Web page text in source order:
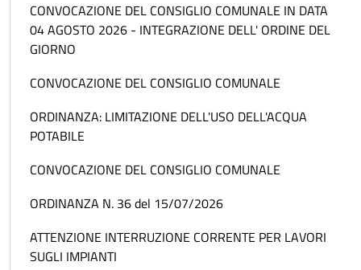
CONVOCAZIONE DEL CONSIGLIO COMUNALE IN DATA
04 AGOSTO 2026 - INTEGRAZIONE DELL' ORDINE DEL
GIORNO
CONVOCAZIONE DEL CONSIGLIO COMUNALE
ORDINANZA: LIMITAZIONE DELL'USO DELL'ACQUA
POTABILE
CONVOCAZIONE DEL CONSIGLIO COMUNALE
ORDINANZA N. 36 del 15/07/2026
ATTENZIONE INTERRUZIONE CORRENTE PER LAVORI
SUGLI IMPIANTI